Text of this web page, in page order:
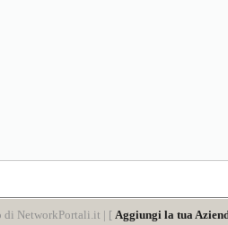
di NetworkPortali.it | [ Aggiungi la tua